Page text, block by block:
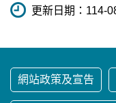
更新日期： 114-
網站政策及宣告